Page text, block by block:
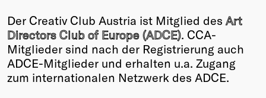
Der Creativ Club Austria ist Mitglied des Art
Directors Club of Europe (ADCE). CCA-
Mitglieder sind nach der Registrierung auch
ADCE-Mitglieder und erhalten u.a. Zugang
zum internationalen Netzwerk des ADCE.